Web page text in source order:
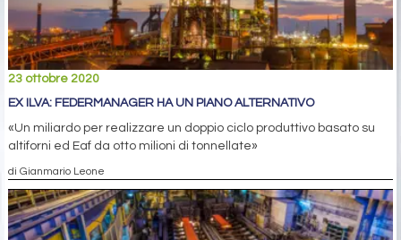
23 ottobre 2020
EX ILVA: FEDERMANAGER HA UN PIANO ALTERNATIVO
«Un miliardo per realizzare un doppio ciclo produttivo basato su
altiforni ed Eaf da otto milioni di tonnellate»
di Gianmario Leone